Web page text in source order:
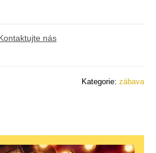
nás
Kategorie: zábava